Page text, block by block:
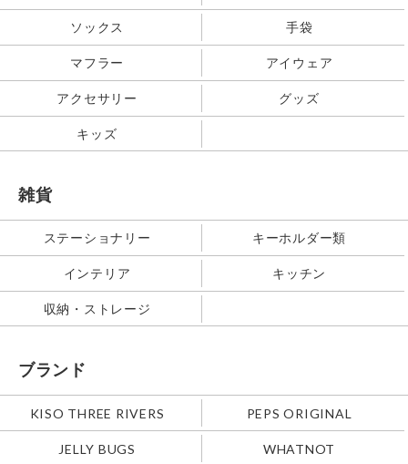
ソックス 手袋
マフラー アイウェア
アクセサリー グッズ
キッズ
雑貨
ステーショナリー キーホルダー類
インテリア キッチン
収納・ストレージ
ブランド
KISO THREE RIVERS PEPS ORIGINAL
JELLY BUGS WHATNOT